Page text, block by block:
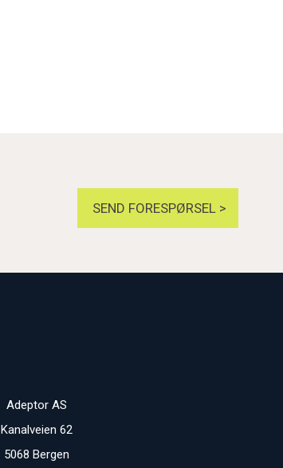
SEND FORESPØRSEL >
Adeptor AS
Kanalveien 62
5068 Bergen